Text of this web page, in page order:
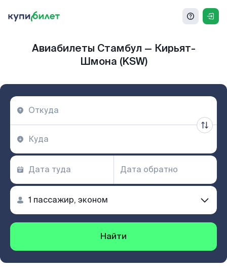
Авиабилеты Стамбул — Кирьят-
Шмона (KSW)
Найти